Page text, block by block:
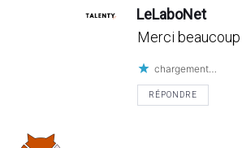
LeLaboNet
Merci
chargement…
RÉPONDRE